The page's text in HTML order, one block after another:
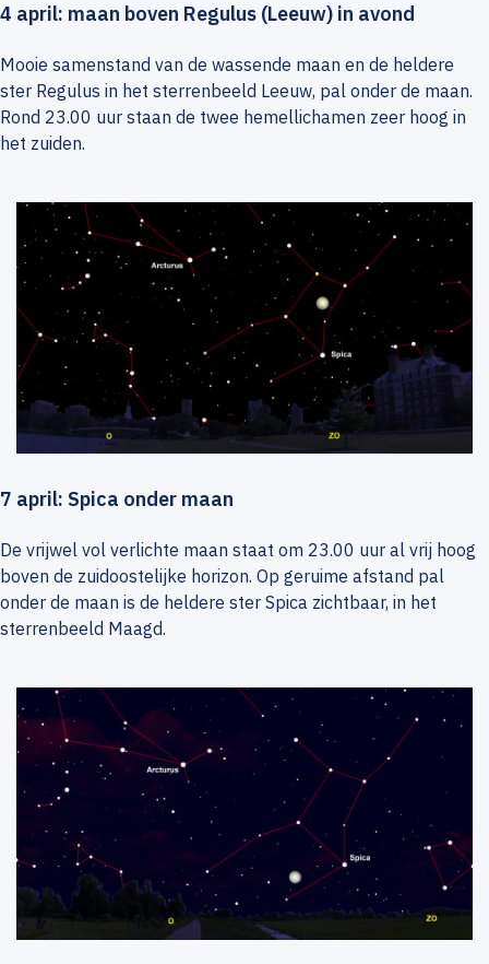
4 april: maan boven Regulus (Leeuw) in avond
Mooie samenstand van de wassende maan en de heldere
ster Regulus in het sterrenbeeld Leeuw, pal onder de maan.
Rond 23.00 uur staan de twee hemellichamen zeer hoog in
het zuiden.
7 april: Spica onder maan
De vrijwel vol verlichte maan staat om 23.00 uur al vrij hoog
boven de zuidoostelijke horizon. Op geruime afstand pal
onder de maan is de heldere ster Spica zichtbaar, in het
sterrenbeeld Maagd.